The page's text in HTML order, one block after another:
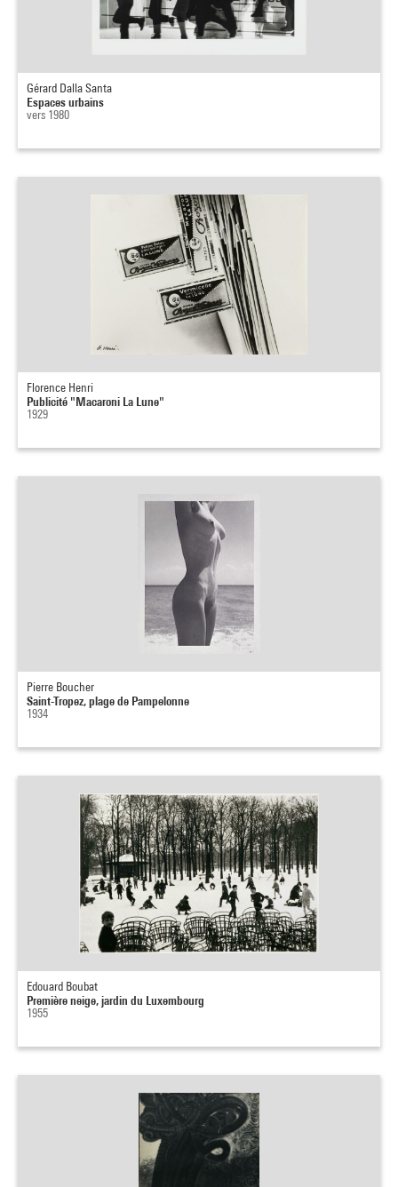
Gérard Dalla Santa
Espaces urbains
vers 1980
Florence Henri
Publicité "Macaroni La Lune"
1929
Pierre Boucher
Saint-Tropez, plage de Pampelonne
1934
Edouard Boubat
Première neige, jardin du Luxembourg
1955